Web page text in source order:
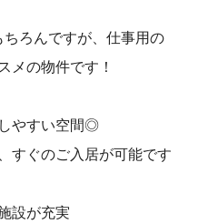
ろんですが、仕事用の
メの物件です！
やすい空間◎
すぐのご入居が可能です️
設が充実